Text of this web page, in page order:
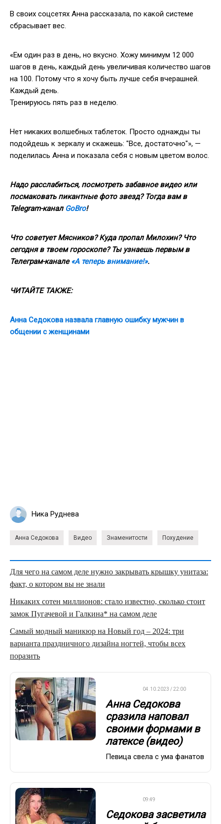
В своих соцсетях Анна рассказала, по какой системе
сбрасывает вес.
«Ем один раз в день, но вкусно. Хожу минимум 12 000
шагов в день, каждый день увеличивая количество шагов
на 100. Потому что я хочу быть лучше себя вчерашней.
Каждый день.
Тренируюсь пять раз в неделю.
Нет никаких волшебных таблеток. Просто однажды ты
подойдешь к зеркалу и скажешь: "Все, достаточно"», —
поделилась Анна и показала себя с новым цветом волос.
Надо расслабиться, посмотреть забавное видео или
посмаковать пикантные фото звезд? Тогда вам в
Telegram-канал GoBro!
Что советует Мясников? Куда пропал Милохин? Что
сегодня в твоем гороскопе? Ты узнаешь первым в
Телеграм-канале«А теперь внимание!».
ЧИТАЙТЕ ТАКЖЕ:
Анна Седокова назвала главную ошибку мужчин в
общении с женщинами
Ника Руднева
Анна Седокова Видео Знаменитости Похудение
Для чего на самом деле нужно закрывать крышку унитаза:
факт, о котором вы не знали
Никаких сотен миллионов: стало известно, сколько стоит
замок Пугачевой и Галкина* на самом деле
Самый модный маникюр на Новый год – 2024: три
варианта праздничного дизайна ногтей, чтобы всех
поразить
04.10.2023 / 22:00
Анна Седокова
сразила наповал
своими формами в
латексе (видео)
Певица свела с ума фанатов
09:49
Седокова засветила